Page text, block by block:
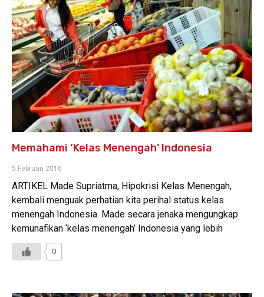
Memahami ‘Kelas Menengah’ Indonesia
5 Februari 2016
ARTIKEL Made Supriatma, Hipokrisi Kelas Menengah,
kembali menguak perhatian kita perihal status kelas
menengah Indonesia. Made secara jenaka mengungkap
kemunafikan ‘kelas menengah’ Indonesia yang lebih
0